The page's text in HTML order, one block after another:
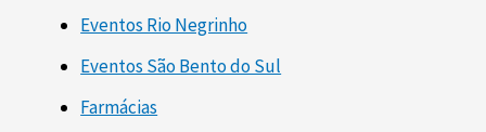
Eventos Rio Negrinho
Eventos São Bento do Sul
Farmácias